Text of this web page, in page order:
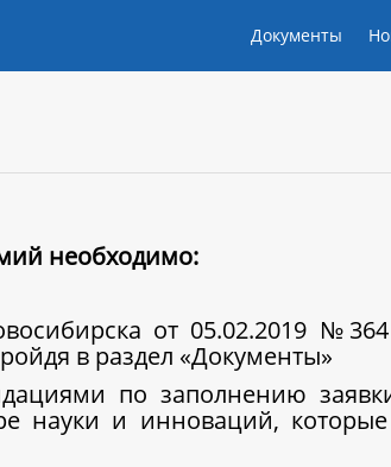
Документы
необходимо:
от 05.02.2019
в раздел «Документы»
по заполнению
науки и инноваций,